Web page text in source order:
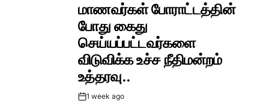
மாணவர்கள் போராட்டத்தின்
போது கைது
செய்யப்பட்டவர்களை
விடுவிக்க உச்ச நீதிமன்றம்
உத்தரவு..
Post1 week ago